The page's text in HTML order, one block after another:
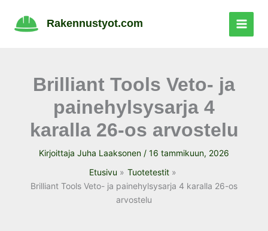
sisältöön
Rakennustyot.com
Brilliant Tools Veto- ja
painehylsysarja 4
karalla 26-os arvostelu
Kirjoittaja Juha Laaksonen / 16 tammikuun, 2026
Etusivu
Tuotetestit
Brilliant Tools Veto- ja painehylsysarja 4 karalla 26-os
arvostelu